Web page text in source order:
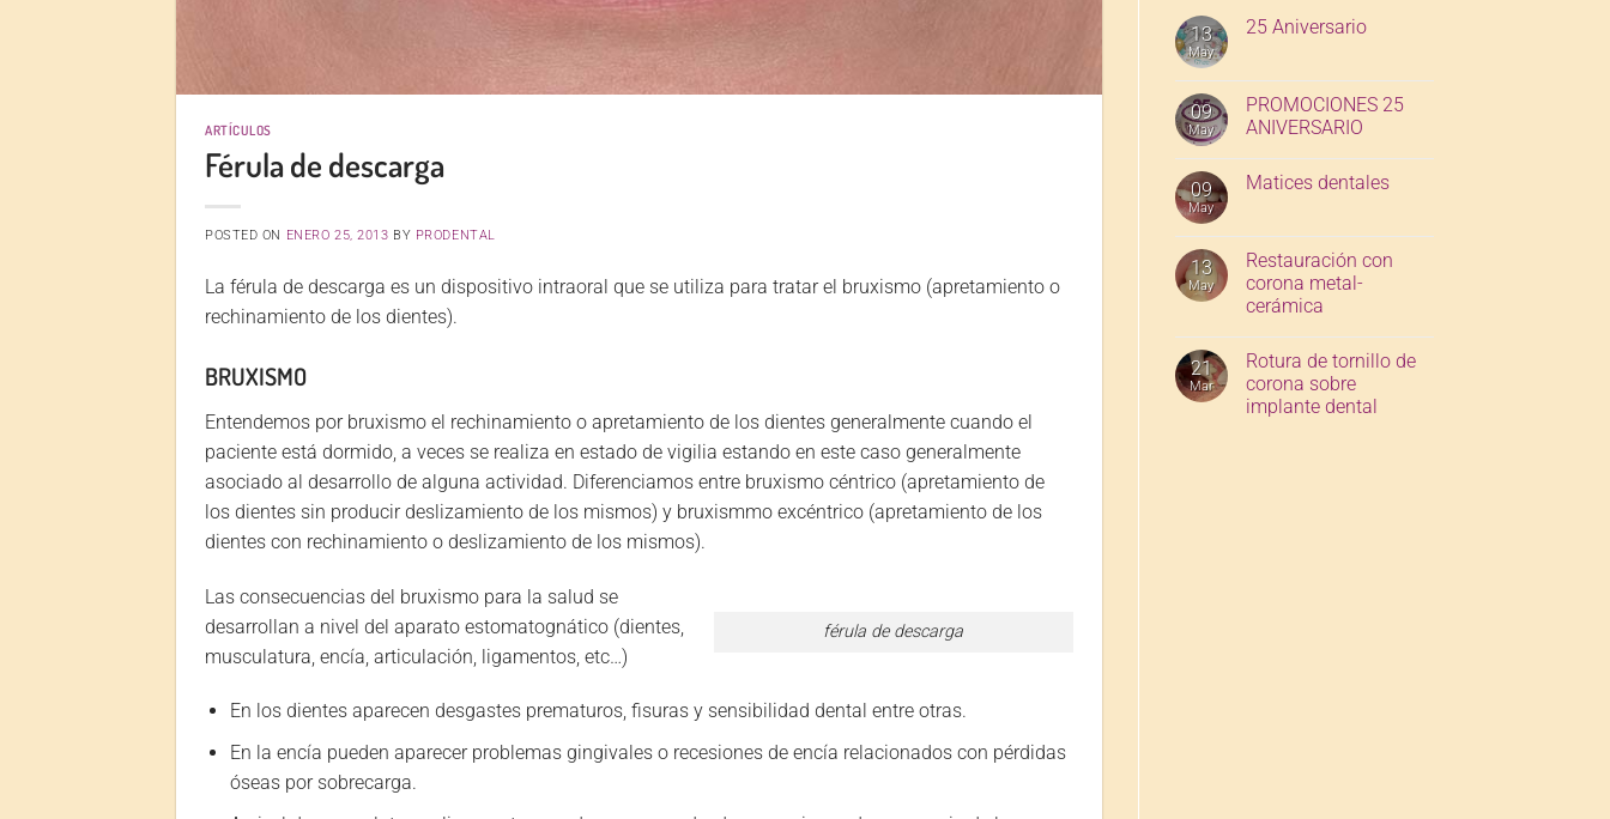
ARTÍCULOS
Férula de descarga
POSTED ON ENERO 25, 2013 BY PRODENTAL
La férula de descarga es un dispositivo intraoral que se utiliza para tratar el bruxismo (apretamiento o
rechinamiento de los dientes).
BRUXISMO
Entendemos por bruxismo el rechinamiento o apretamiento de los dientes generalmente cuando el
paciente está dormido, a veces se realiza en estado de vigilia estando en este caso generalmente
asociado al desarrollo de alguna actividad. Diferenciamos entre bruxismo céntrico (apretamiento de
los dientes sin producir deslizamiento de los mismos) y bruxismmo excéntrico (apretamiento de los
dientes con rechinamiento o deslizamiento de los mismos).
férula de descarga
Las consecuencias del bruxismo para la salud se
desarrollan a nivel del aparato estomatognático (dientes,
musculatura, encía, articulación, ligamentos, etc…)
En los dientes aparecen desgastes prematuros, fisuras y sensibilidad dental entre otras.
En la encía pueden aparecer problemas gingivales o recesiones de encía relacionados con pérdidas
óseas por sobrecarga.
13
May
25 Aniversario
09
May
PROMOCIONES 25
ANIVERSARIO
09
May
Matices dentales
13
May
Restauración con
corona metal-
cerámica
21
Mar
Rotura de tornillo de
corona sobre
implante dental